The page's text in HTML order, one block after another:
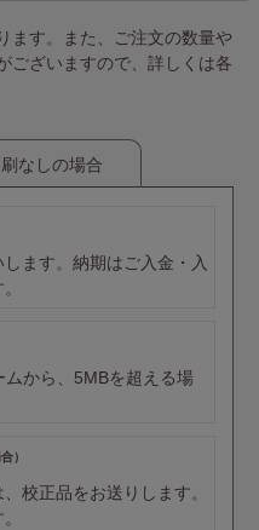
ます。また、ご注文の数量や
ございますので、詳しくは各
なしの場合
ます。納期はご入金・入
ムから、5MBを超える場
）
校正品をお送りします。